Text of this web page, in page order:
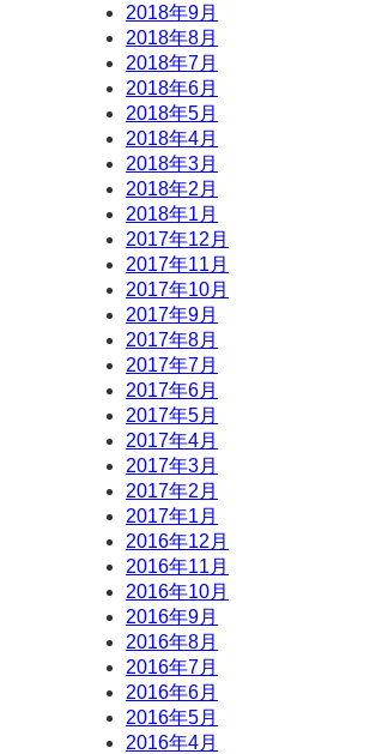
2018年9月
2018年8月
2018年7月
2018年6月
2018年5月
2018年4月
2018年3月
2018年2月
2018年1月
2017年12月
2017年11月
2017年10月
2017年9月
2017年8月
2017年7月
2017年6月
2017年5月
2017年4月
2017年3月
2017年2月
2017年1月
2016年12月
2016年11月
2016年10月
2016年9月
2016年8月
2016年7月
2016年6月
2016年5月
2016年4月